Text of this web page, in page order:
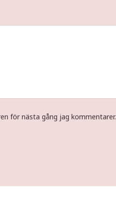
för nästa gång jag kommentarer.